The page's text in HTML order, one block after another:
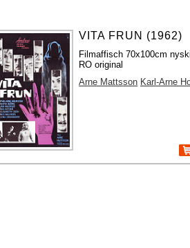
VITA FRUN (1962)
Filmaffisch 70x100cm
RO original
Arne Mattsson Karl-Arne